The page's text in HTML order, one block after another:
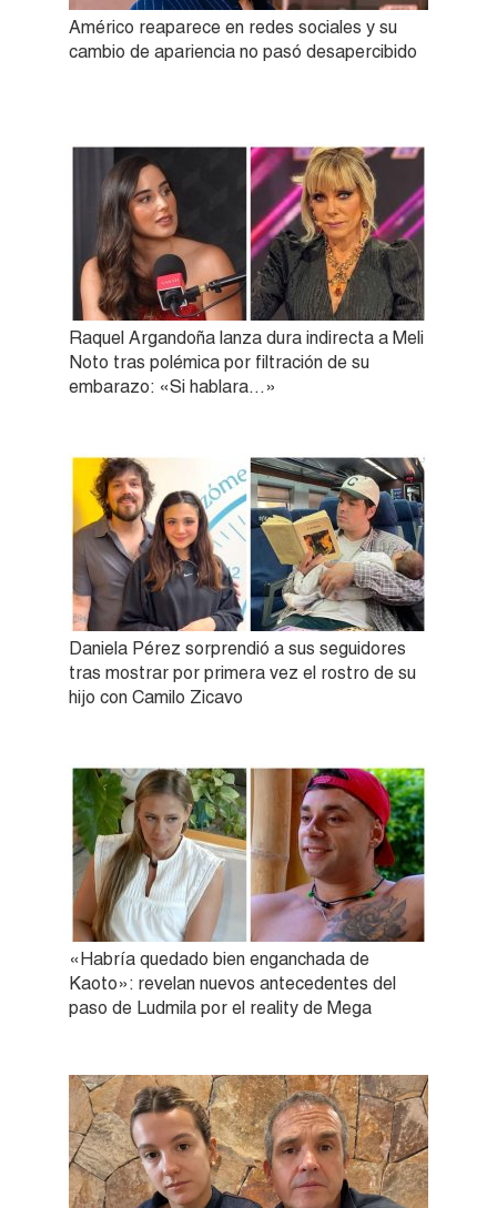
Américo reaparece en redes sociales y su
cambio de apariencia no pasó desapercibido
Raquel Argandoña lanza dura indirecta a Meli
Noto tras polémica por filtración de su
embarazo: «Si hablara…»
Daniela Pérez sorprendió a sus seguidores
tras mostrar por primera vez el rostro de su
hijo con Camilo Zicavo
«Habría quedado bien enganchada de
Kaoto»: revelan nuevos antecedentes del
paso de Ludmila por el reality de Mega